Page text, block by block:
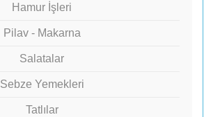
Hamur İşleri
Pilav - Makarna
Salatalar
Sebze Yemekleri
Tatlılar